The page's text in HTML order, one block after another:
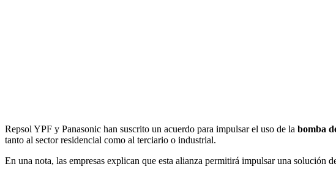
Repsol YPF y Panasonic han suscrito un acuerdo para impulsar el uso de la bomba
tanto al sector residencial como al terciario o industrial.
En una nota, las empresas explican que esta alianza permitirá impulsar una solución